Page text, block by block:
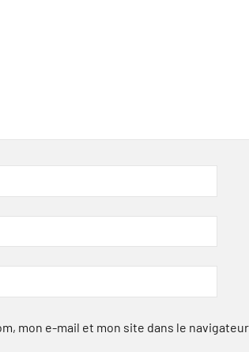
mon e-mail et mon site dans le